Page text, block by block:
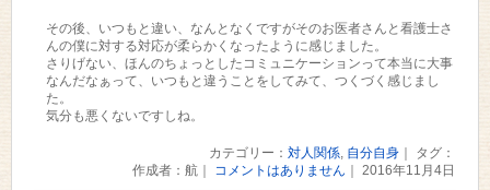
その後、いつもと違い、なんとなくですがそのお医者さんと看護士さ
んの僕に対する対応が柔らかくなったように感じました。
さりげない、ほんのちょっとしたコミュニケーションって本当に大事
なんだなぁって、いつもと違うことをしてみて、つくづく感じまし
た。
気分も悪くないですしね。
カテゴリー： 対人関係, 自分自身｜ タグ：
作成者：航｜
コメントはありません ｜ 2016年11月4日